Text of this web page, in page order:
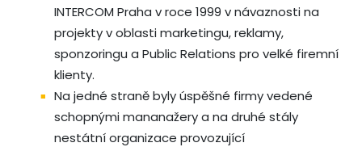
INTERCOM Praha v roce 1999 v návaznosti na
projekty v oblasti marketingu, reklamy,
sponzoringu a Public Relations pro velké firemní
klienty.
Na jedné straně byly úspěšné firmy vedené
schopnými mananažery a na druhé stály
nestátní organizace provozující